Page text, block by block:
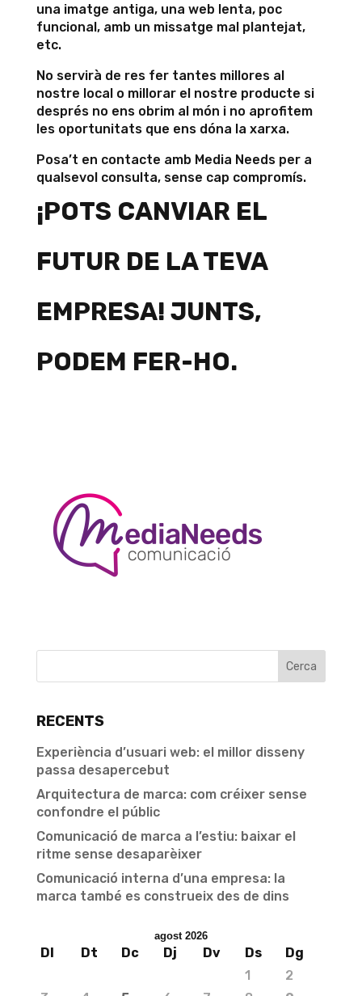
una imatge antiga, una web lenta, poc
funcional, amb un missatge mal plantejat,
etc.
No servirà de res fer tantes millores al
nostre local o millorar el nostre producte si
després no ens obrim al món i no aprofitem
les oportunitats que ens dóna la xarxa.
Posa’t en contacte amb Media Needs per a
qualsevol consulta, sense cap compromís.
¡POTS CANVIAR EL
FUTUR DE LA TEVA
EMPRESA! JUNTS,
PODEM FER-HO.
RECENTS
Experiència d’usuari web: el millor disseny
passa desapercebut
Arquitectura de marca: com créixer sense
confondre el públic
Comunicació de marca a l’estiu: baixar el
ritme sense desaparèixer
Comunicació interna d’una empresa: la
marca també es construeix des de dins
agost 2026
Dl Dt Dc Dj Dv Ds
Dg
1
2